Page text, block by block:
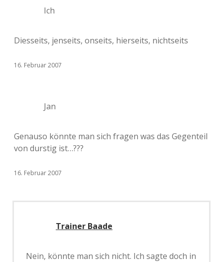
Ich
Diesseits, jenseits, onseits, hierseits, nichtseits
16. Februar 2007
Jan
Genauso könnte man sich fragen was das Gegenteil
von durstig ist…???
16. Februar 2007
Trainer Baade
Nein, könnte man sich nicht. Ich sagte doch in